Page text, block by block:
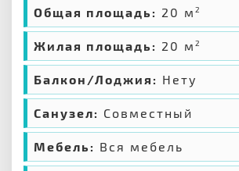
Общая площадь: 20 м 2
Жилая площадь: 20 м 2
Балкон/Лоджия: Нету
Санузел: Совместный
Мебель: Вся мебель